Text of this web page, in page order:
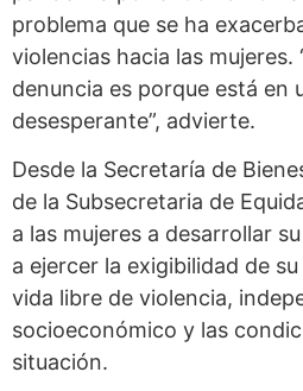
problema que se ha
violencias hacia las mujeres.
denuncia es porque está en
desesperante”, advierte.
Desde la Secretaría de
de la Subsecretaria de
a las mujeres a desarrollar
a ejercer la exigibilidad de
vida libre de violencia,
socioeconómico y las
situación.